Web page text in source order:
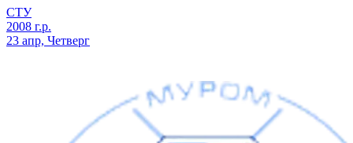
СТУ
2008 г.р.
23 апр, Четверг